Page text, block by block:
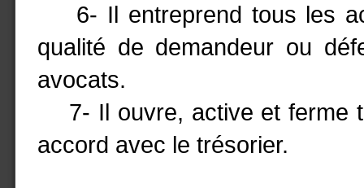
6- Il entreprend tous les
qualité de demandeur ou
avocats.
7- Il ouvre, active et ferme
accord avec le trésorier.